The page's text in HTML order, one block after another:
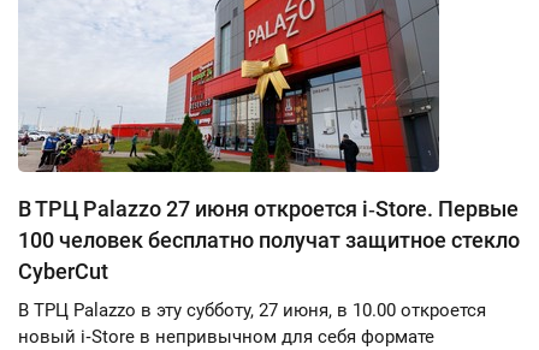
В ТРЦ Palazzo 27 июня откроется i‑Store. Первые
100 человек бесплатно получат защитное стекло
CyberCut
В ТРЦ Palazzo в эту субботу, 27 июня, в 10.00 откроется
новый i‑Store в непривычном для себя формате